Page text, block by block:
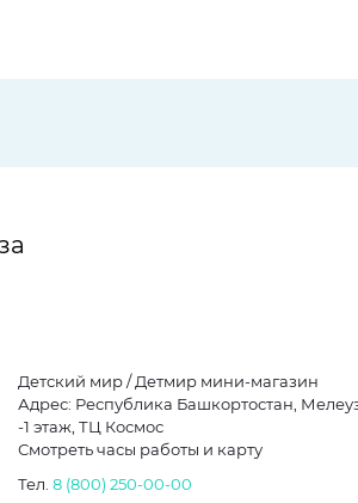
Детский мир / Детмир мини-магазин
Адрес: Республика Башкортостан,
-1 этаж, ТЦ Космос
Смотреть часы работы и карту
Тел.8 (800) 250-00-00